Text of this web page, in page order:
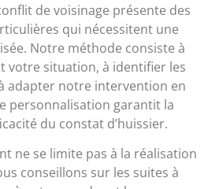
de voisinage présente des
qui nécessitent une
Notre méthode consiste à
votre situation, à identifier les
adapter notre intervention en
personnalisation garantit la
du constat d’huissier.
ne se limite pas à la réalisation
conseillons sur les suites à